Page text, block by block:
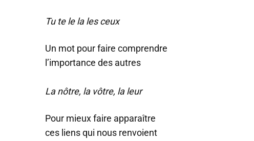
Tu te le la les ceux
Un mot pour faire comprendre
l’importance des autres
La nôtre, la vôtre, la leur
Pour mieux faire apparaître
ces liens qui nous renvoient